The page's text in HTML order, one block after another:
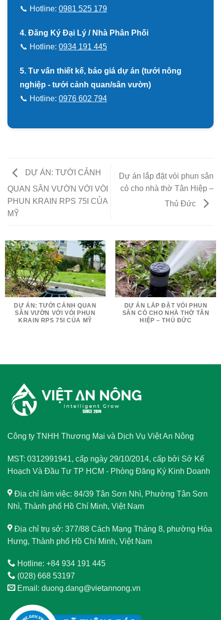
📞 Hotline: 0981 525 179
4. Đăng Ký Đại Lý / Nhà Phân Phối
📞 Hotline: 0934 191 445
5. Tư vấn thiết kế, báo giá dự án (tưới nông
nghiệp - tưới cảnh quan/sân vườn)
📞 Hotline: 0976 602 794
DỰ ÁN: TƯỚI CẢNH
QUAN SÂN VƯỜN VỚI VÒI
PHUN KRAIN RPS 75I CỦA
MỸ
Dự án lắp đặt vòi phun sân
cỏ cho nhà thờ Tân Hiệp –
Thủ Đức
DỰ ÁN: TƯỚI CẢNH QUAN
SÂN VƯỜN VỚI VÒI PHUN
KRAIN RPS 75I CỦA MỸ
DỰ ÁN LẮP ĐẶT VÒI PHUN
SÂN CỎ CHO NHÀ THỜ TÂN
HIỆP – THỦ ĐỨC
Công ty TNHH Thương Mại và Dịch Vụ Việt An Nông
MST: 0312991941, cấp ngày 29/10/2014, cấp bởi Sở Kế
Hoạch Và Đầu Tư TP HCM - Phòng Đăng Ký Kinh Doanh
Địa chỉ làm việc: 84/39 Tân Sơn Nhì, Phường Tân Sơn
Nhì, Thành phố Hồ Chí Minh, Việt Nam
Địa chỉ trụ sở: 377/88 Cách Mạng Tháng 8, phường Hòa
Hưng, Thành phố Hồ Chí Minh, Việt Nam
Hotline: +84 934 191 445
(028) 668 53197
Email: duong.dang@vietannong.vn